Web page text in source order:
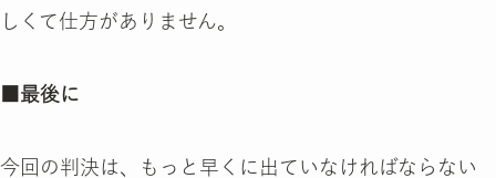
しくて仕方がありません。
■最後に
今回の判決は、もっと早くに出ていなければならない